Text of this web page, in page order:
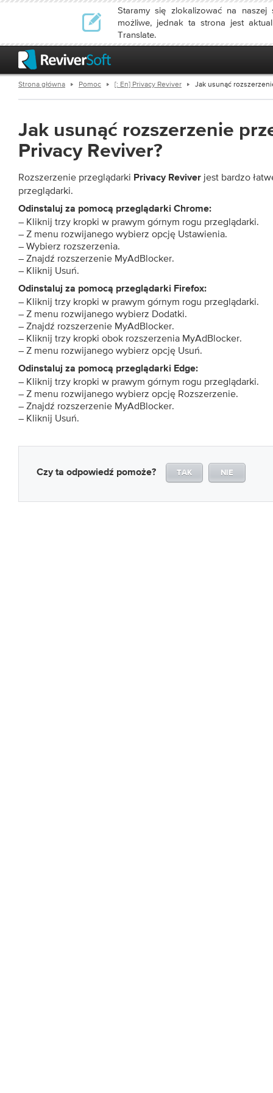
Staramy się zlokalizować na
możliwe, jednak ta strona jest
Translate.
Strona główna Pomoc [: En] Privacy Reviver Jak usunąć
Jak usunąć rozszerzenie
Privacy Reviver?
Rozszerzenie przeglądarki Privacy Reviver jest bardzo
przeglądarki.
Odinstaluj za pomocą przeglądarki Chrome:
– Kliknij trzy kropki w prawym górnym rogu przeglądarki.
– Z menu rozwijanego wybierz opcję Ustawienia.
– Wybierz rozszerzenia.
– Znajdź rozszerzenie MyAdBlocker.
– Kliknij Usuń.
Odinstaluj za pomocą przeglądarki Firefox:
– Kliknij trzy kropki w prawym górnym rogu przeglądarki.
– Z menu rozwijanego wybierz Dodatki.
– Znajdź rozszerzenie MyAdBlocker.
– Kliknij trzy kropki obok rozszerzenia MyAdBlocker.
– Z menu rozwijanego wybierz opcję Usuń.
Odinstaluj za pomocą przeglądarki Edge:
– Kliknij trzy kropki w prawym górnym rogu przeglądarki.
– Z menu rozwijanego wybierz opcję Rozszerzenie.
– Znajdź rozszerzenie MyAdBlocker.
– Kliknij Usuń.
Czy ta odpowiedź pomoże? TAK NIE